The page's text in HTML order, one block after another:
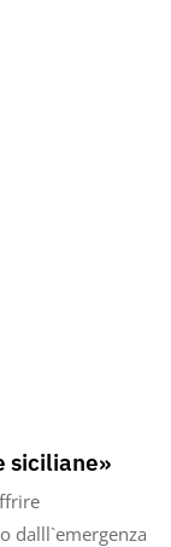
siciliane»
dalll`emergenza